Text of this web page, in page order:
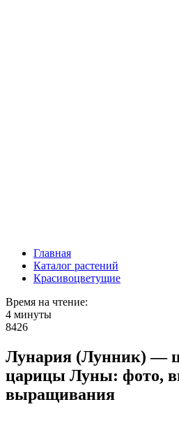
Главная
Каталог растений
Красивоцветущие
Время на чтение:
4 минуты
8426
Лунария (Лунник) —
царицы Луны: фото,
выращивания